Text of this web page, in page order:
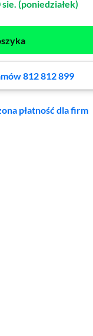
sie. (poniedziałek)
812 812 899
płatność dla firm